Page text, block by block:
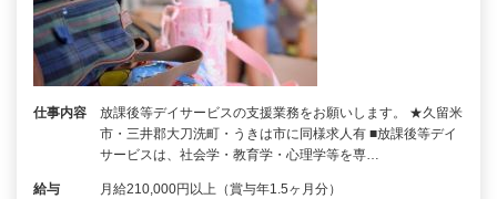
仕事内容
放課後等デイサービスの支援業務をお願いします。 ★久留米
市・三井郡大刀洗町・うきは市に同様求人有 ■放課後等デイ
サービスは、社会学・教育学・心理学等を専…
給与 月給210,000円以上（賞与年1.5ヶ月分）